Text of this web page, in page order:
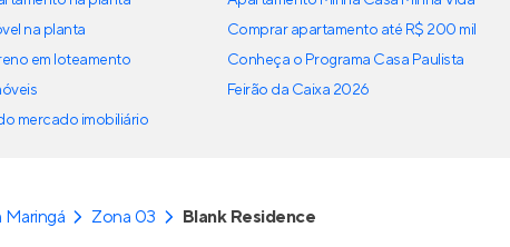
na planta
em loteamento
mercado imobiliário
Comprar apartamento até R$ 200 mil
Conheça o Programa Casa Paulista
Feirão da Caixa 2026
Zona 03 Blank Residence